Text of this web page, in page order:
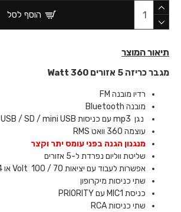
הוסף לסל
תיאור המוצר
מגבר כריזה 5 אזורים 360 Watt
רדיו מובנה FM
Bluetooth מובנה
נגן mp3 עם כניסות USB / SD / mini USB
עוצמה 360 וואט
RMS
מנגנון הגנה בפני עומס יתר וקצר
שליטת ווליום נפרדת ל-5 אזורים
אפשרות לעבוד עם יציאות 70 / 100
Voltאו 4~16
שתי כניסות מיקרופון
כניסת MIC1 עםPRIORITY
שתי כניסותRCA